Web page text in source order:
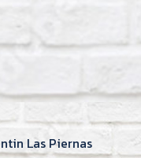
Las Piernas